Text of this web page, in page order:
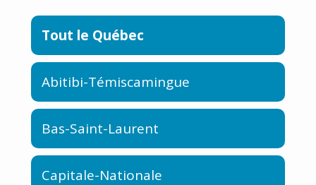
Tout le Québec
Abitibi-Témiscamingue
Bas-Saint-Laurent
Capitale-Nationale